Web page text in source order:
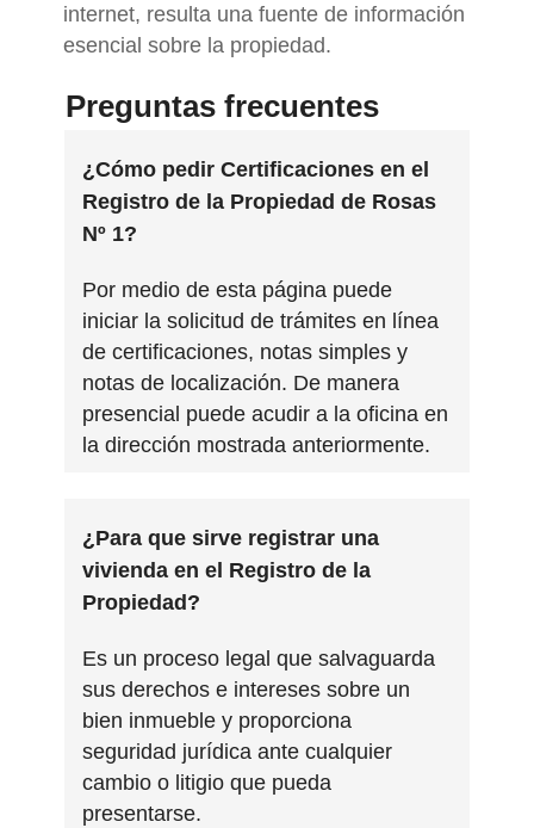
internet, resulta una fuente de información
esencial sobre la propiedad.
Preguntas frecuentes
¿Cómo pedir Certificaciones en el
Registro de la Propiedad de Rosas
Nº 1?
Por medio de esta página puede
iniciar la solicitud de trámites en línea
de certificaciones, notas simples y
notas de localización. De manera
presencial puede acudir a la oficina en
la dirección mostrada anteriormente.
¿Para que sirve registrar una
vivienda en el Registro de la
Propiedad?
Es un proceso legal que salvaguarda
sus derechos e intereses sobre un
bien inmueble y proporciona
seguridad jurídica ante cualquier
cambio o litigio que pueda
presentarse.